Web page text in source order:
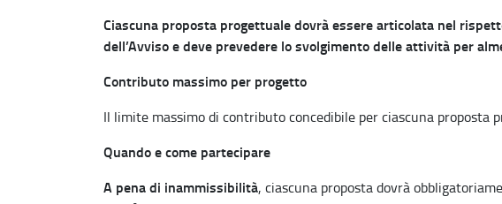
Ciascuna proposta progettuale dovrà essere articolata nel
dell’Avviso e deve prevedere lo svolgimento delle attività per
Contributo massimo per progetto
Il limite massimo di contributo concedibile per ciascuna proposta
Quando e come partecipare
A pena di inammissibilità, ciascuna proposta dovrà